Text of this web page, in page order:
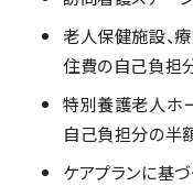
老人保健施設、
住費の自己負担分
特別養護老人ホ
自己負担分の半
ケアプランに基